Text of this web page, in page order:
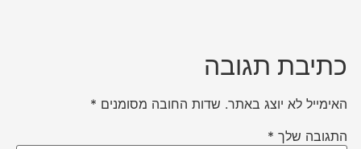
כתיבת תגובה
האימייל לא יוצג באתר. שדות החובה מסומנים *
התגובה שלך *